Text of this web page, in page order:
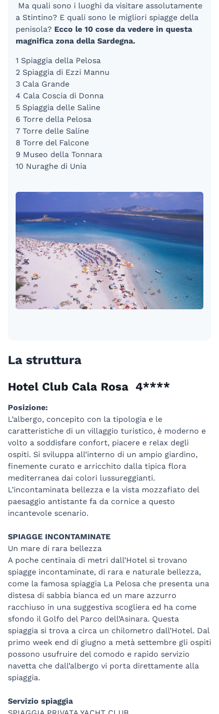
Ma quali sono i luoghi da visitare assolutamente
a Stintino? E quali sono le migliori spiagge della
penisola? Ecco le 10 cose da vedere in questa
magnifica zona della Sardegna.
1 Spiaggia della Pelosa
2 Spiaggia di Ezzi Mannu
3 Cala Grande
4 Cala Coscia di Donna
5 Spiaggia delle Saline
6 Torre della Pelosa
7 Torre delle Saline
8 Torre del Falcone
9 Museo della Tonnara
10 Nuraghe di Unia
La struttura
Hotel Club Cala Rosa 4****
Posizione:
L’albergo, concepito con la tipologia e le
caratteristiche di un villaggio turistico, è moderno e
volto a soddisfare confort, piacere e relax degli
ospiti. Si sviluppa all’interno di un ampio giardino,
finemente curato e arricchito dalla tipica flora
mediterranea dai colori lussureggianti.
L’incontaminata bellezza e la vista mozzafiato del
paesaggio antistante fa da cornice a questo
incantevole scenario.
SPIAGGE INCONTAMINATE
Un mare di rara bellezza
A poche centinaia di metri dall’Hotel si trovano
spiagge incontaminate, di rara e naturale bellezza,
come la famosa spiaggia La Pelosa che presenta una
distesa di sabbia bianca ed un mare azzurro
racchiuso in una suggestiva scogliera ed ha come
sfondo il Golfo del Parco dell’Asinara. Questa
spiaggia si trova a circa un chilometro dall’Hotel. Dal
primo week end di giugno a metà settembre gli ospiti
possono usufruire del comodo e rapido servizio
navetta che dall’albergo vi porta direttamente alla
spiaggia.
Servizio spiaggia